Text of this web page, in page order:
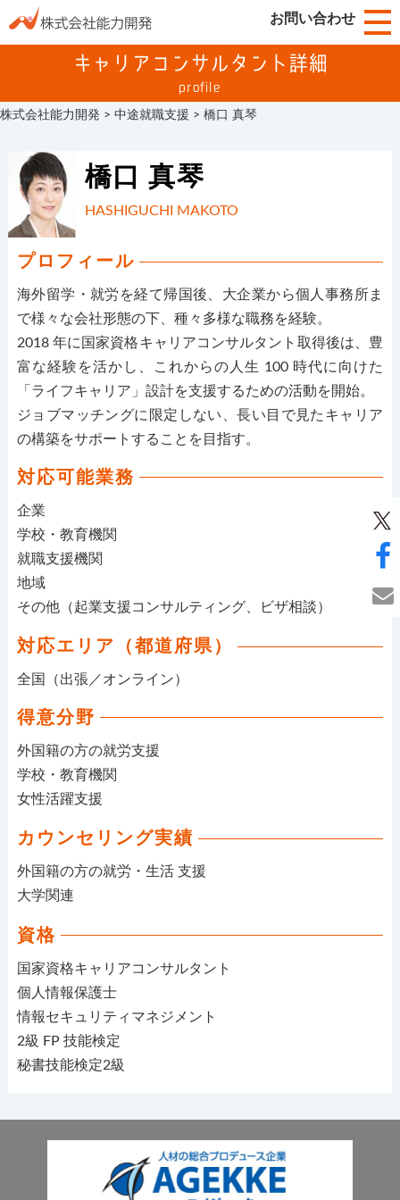
お問い合わせ
キャリアコンサルタント詳細
profile
株式会社能力開発 > 中途就職支援 > 橋口 真琴
橋口 真琴
HASHIGUCHI MAKOTO
プロフィール
海外留学・就労を経て帰国後、大企業から個人事務所ま
で様々な会社形態の下、種々多様な職務を経験。
2018 年に国家資格キャリアコンサルタント取得後は、豊
富な経験を活かし、これからの人生 100 時代に向けた
「ライフキャリア」設計を支援するための活動を開始。
ジョブマッチングに限定しない、長い目で見たキャリア
の構築をサポートすることを目指す。
対応可能業務
企業
学校・教育機関
就職支援機関
地域
その他（起業支援コンサルティング、ビザ相談）
対応エリア（都道府県）
全国（出張／オンライン）
得意分野
外国籍の方の就労支援
学校・教育機関
女性活躍支援
カウンセリング実績
外国籍の方の就労・生活 支援
大学関連
資格
国家資格キャリアコンサルタント
個人情報保護士
情報セキュリティマネジメント
2級 FP 技能検定
秘書技能検定2級